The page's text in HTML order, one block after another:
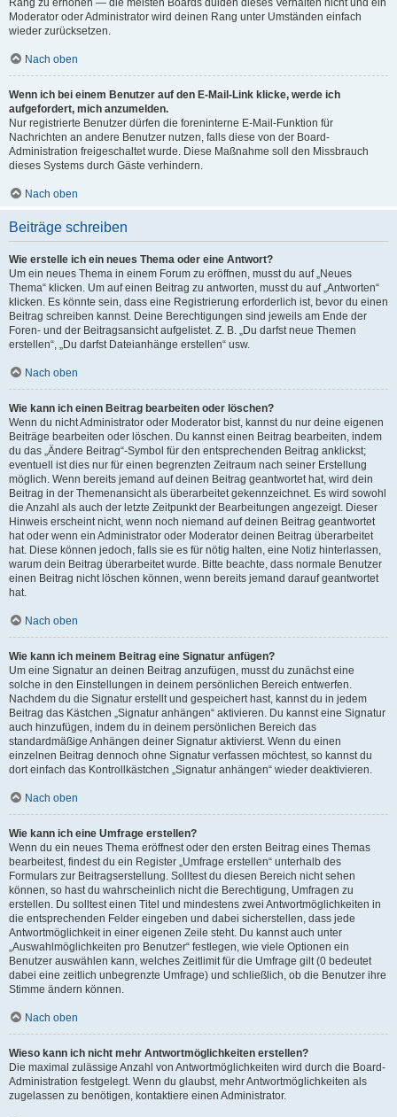
Rang zu erhöhen — die meisten Boards dulden dieses Verhalten nicht und ein
Moderator oder Administrator wird deinen Rang unter Umständen einfach
wieder zurücksetzen.
Nach oben
Wenn ich bei einem Benutzer auf den E-Mail-Link klicke, werde ich
aufgefordert, mich anzumelden.
Nur registrierte Benutzer dürfen die foreninterne E-Mail-Funktion für
Nachrichten an andere Benutzer nutzen, falls diese von der Board-
Administration freigeschaltet wurde. Diese Maßnahme soll den Missbrauch
dieses Systems durch Gäste verhindern.
Nach oben
Beiträge schreiben
Wie erstelle ich ein neues Thema oder eine Antwort?
Um ein neues Thema in einem Forum zu eröffnen, musst du auf „Neues
Thema“ klicken. Um auf einen Beitrag zu antworten, musst du auf „Antworten“
klicken. Es könnte sein, dass eine Registrierung erforderlich ist, bevor du einen
Beitrag schreiben kannst. Deine Berechtigungen sind jeweils am Ende der
Foren- und der Beitragsansicht aufgelistet. Z. B. „Du darfst neue Themen
erstellen“, „Du darfst Dateianhänge erstellen“ usw.
Nach oben
Wie kann ich einen Beitrag bearbeiten oder löschen?
Wenn du nicht Administrator oder Moderator bist, kannst du nur deine eigenen
Beiträge bearbeiten oder löschen. Du kannst einen Beitrag bearbeiten, indem
du das „Ändere Beitrag“-Symbol für den entsprechenden Beitrag anklickst;
eventuell ist dies nur für einen begrenzten Zeitraum nach seiner Erstellung
möglich. Wenn bereits jemand auf deinen Beitrag geantwortet hat, wird dein
Beitrag in der Themenansicht als überarbeitet gekennzeichnet. Es wird sowohl
die Anzahl als auch der letzte Zeitpunkt der Bearbeitungen angezeigt. Dieser
Hinweis erscheint nicht, wenn noch niemand auf deinen Beitrag geantwortet
hat oder wenn ein Administrator oder Moderator deinen Beitrag überarbeitet
hat. Diese können jedoch, falls sie es für nötig halten, eine Notiz hinterlassen,
warum dein Beitrag überarbeitet wurde. Bitte beachte, dass normale Benutzer
einen Beitrag nicht löschen können, wenn bereits jemand darauf geantwortet
hat.
Nach oben
Wie kann ich meinem Beitrag eine Signatur anfügen?
Um eine Signatur an deinen Beitrag anzufügen, musst du zunächst eine
solche in den Einstellungen in deinem persönlichen Bereich entwerfen.
Nachdem du die Signatur erstellt und gespeichert hast, kannst du in jedem
Beitrag das Kästchen „Signatur anhängen“ aktivieren. Du kannst eine Signatur
auch hinzufügen, indem du in deinem persönlichen Bereich das
standardmäßige Anhängen deiner Signatur aktivierst. Wenn du einen
einzelnen Beitrag dennoch ohne Signatur verfassen möchtest, so kannst du
dort einfach das Kontrollkästchen „Signatur anhängen“ wieder deaktivieren.
Nach oben
Wie kann ich eine Umfrage erstellen?
Wenn du ein neues Thema eröffnest oder den ersten Beitrag eines Themas
bearbeitest, findest du ein Register „Umfrage erstellen“ unterhalb des
Formulars zur Beitragserstellung. Solltest du diesen Bereich nicht sehen
können, so hast du wahrscheinlich nicht die Berechtigung, Umfragen zu
erstellen. Du solltest einen Titel und mindestens zwei Antwortmöglichkeiten in
die entsprechenden Felder eingeben und dabei sicherstellen, dass jede
Antwortmöglichkeit in einer eigenen Zeile steht. Du kannst auch unter
„Auswahlmöglichkeiten pro Benutzer“ festlegen, wie viele Optionen ein
Benutzer auswählen kann, welches Zeitlimit für die Umfrage gilt (0 bedeutet
dabei eine zeitlich unbegrenzte Umfrage) und schließlich, ob die Benutzer ihre
Stimme ändern können.
Nach oben
Wieso kann ich nicht mehr Antwortmöglichkeiten erstellen?
Die maximal zulässige Anzahl von Antwortmöglichkeiten wird durch die Board-
Administration festgelegt. Wenn du glaubst, mehr Antwortmöglichkeiten als
zugelassen zu benötigen, kontaktiere einen Administrator.